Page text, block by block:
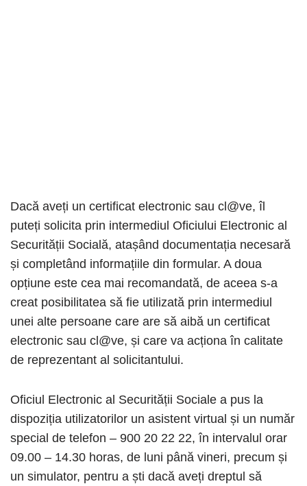
Dacă aveți un certificat electronic sau cl@ve, îl
puteți solicita prin intermediul Oficiului Electronic al
Securității Socială, atașând documentația necesară
și completând informațiile din formular. A doua
opțiune este cea mai recomandată, de aceea s-a
creat posibilitatea să fie utilizată prin intermediul
unei alte persoane care are să aibă un certificat
electronic sau cl@ve, și care va acționa în calitate
de reprezentant al solicitantului.
Oficiul Electronic al Securității Sociale a pus la
dispoziția utilizatorilor un asistent virtual și un număr
special de telefon – 900 20 22 22, în intervalul orar
09.00 – 14.30 horas, de luni până vineri, precum și
un simulator, pentru a ști dacă aveți dreptul să